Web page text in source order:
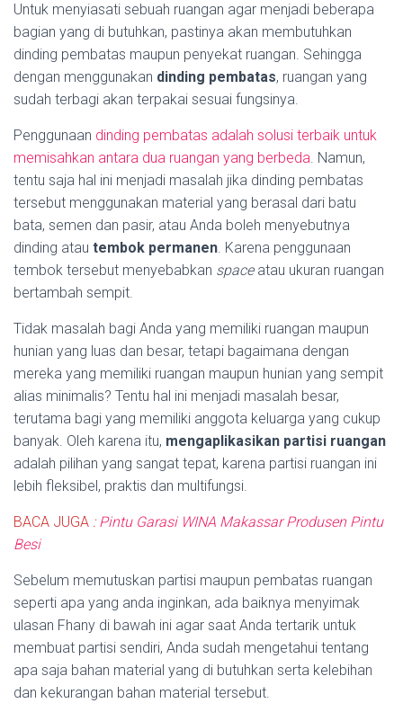
Untuk menyiasati sebuah ruangan agar menjadi beberapa
bagian yang di butuhkan, pastinya akan membutuhkan
dinding pembatas maupun penyekat ruangan. Sehingga
dengan menggunakan dinding pembatas, ruangan yang
sudah terbagi akan terpakai sesuai fungsinya.
Penggunaan dinding pembatas adalah solusi terbaik untuk
memisahkan antara dua ruangan yang berbeda. Namun,
tentu saja hal ini menjadi masalah jika dinding pembatas
tersebut menggunakan material yang berasal dari batu
bata, semen dan pasir, atau Anda boleh menyebutnya
dinding atau tembok permanen. Karena penggunaan
tembok tersebut menyebabkan spaceatau ukuran ruangan
bertambah sempit.
Tidak masalah bagi Anda yang memiliki ruangan maupun
hunian yang luas dan besar, tetapi bagaimana dengan
mereka yang memiliki ruangan maupun hunian yang sempit
alias minimalis? Tentu hal ini menjadi masalah besar,
terutama bagi yang memiliki anggota keluarga yang cukup
banyak. Oleh karena itu, mengaplikasikan partisi ruangan
adalah pilihan yang sangat tepat, karena partisi ruangan ini
lebih fleksibel, praktis dan multifungsi.
BACA JUGA :Pintu Garasi WINA Makassar Produsen Pintu
Besi
Sebelum memutuskan partisi maupun pembatas ruangan
seperti apa yang anda inginkan, ada baiknya menyimak
ulasan Fhany di bawah ini agar saat Anda tertarik untuk
membuat partisi sendiri, Anda sudah mengetahui tentang
apa saja bahan material yang di butuhkan serta kelebihan
dan kekurangan bahan material tersebut.